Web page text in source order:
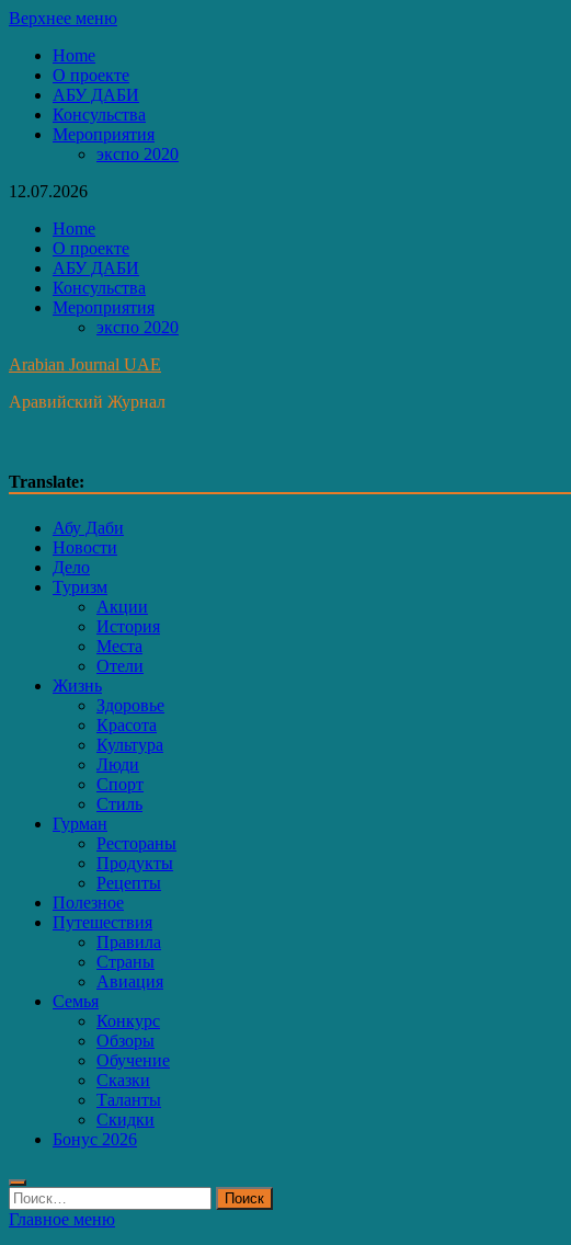
Перейти
содержимому
Верхнее меню
Home
О проекте
АБУ ДАБИ
Консульства
Мероприятия
экспо 2020
12.07.2026
Home
О проекте
АБУ ДАБИ
Консульства
Мероприятия
экспо 2020
Arabian Journal UAE
Аравийский Журнал
Translate:
Абу Даби
Новости
Дело
Туризм
Акции
История
Места
Отели
Жизнь
Здоровье
Красота
Культура
Люди
Спорт
Стиль
Гурман
Рестораны
Продукты
Рецепты
Полезное
Путешествия
Правила
Страны
Авиация
Семья
Конкурс
Обзоры
Обучение
Сказки
Таланты
Скидки
Бонус 2026
Найти:
Главное меню